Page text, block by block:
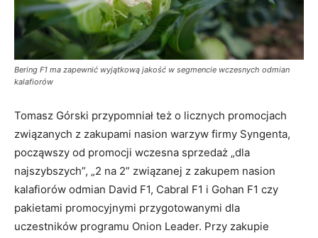
Bering F1 ma zapewnić wyjątkową jakość w segmencie wczesnych odmian
kalafiorów
Tomasz Górski przypomniał też o licznych promocjach
związanych z zakupami nasion warzyw firmy Syngenta,
począwszy od promocji wczesna sprzedaż „dla
najszybszych”, „2 na 2” związanej z zakupem nasion
kalafiorów odmian David F1, Cabral F1 i Gohan F1 czy
pakietami promocyjnymi przygotowanymi dla
uczestników programu Onion Leader. Przy zakupie